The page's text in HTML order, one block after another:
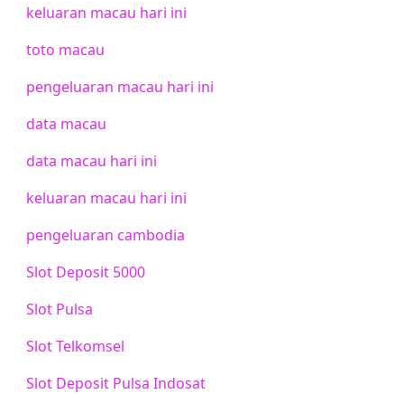
keluaran macau hari ini
toto macau
pengeluaran macau hari ini
data macau
data macau hari ini
keluaran macau hari ini
pengeluaran cambodia
Slot Deposit 5000
Slot Pulsa
Slot Telkomsel
Slot Deposit Pulsa Indosat